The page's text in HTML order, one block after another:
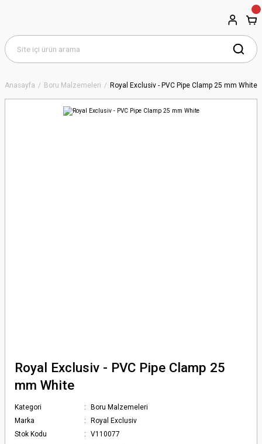
Anasayfa Boru Malzemeleri Royal Exclusiv - PVC Pipe Clamp 25 mm White
Royal Exclusiv - PVC Pipe Clamp 25
mm White
Kategori
Boru Malzemeleri
Marka
Royal Exclusiv
Stok Kodu
V110077